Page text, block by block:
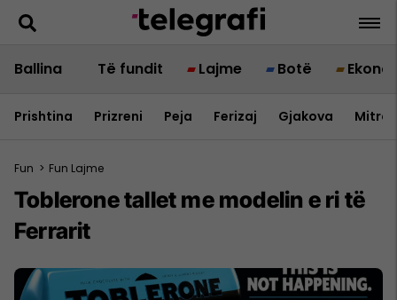
Ballina Të fundit Lajme Botë
Prishtina Prizreni Peja Ferizaj Gjakova
Fun > Fun Lajme
Toblerone tallet me modelin e ri të
Ferrarit